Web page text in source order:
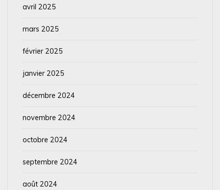
avril 2025
mars 2025
février 2025
janvier 2025
décembre 2024
novembre 2024
octobre 2024
septembre 2024
août 2024